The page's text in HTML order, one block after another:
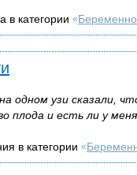
в категории «
одном узи сказали,
плода и есть ли у
в категории «